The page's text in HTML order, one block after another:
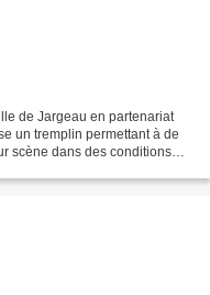
de Jargeau en partenariat
un tremplin permettant à de
scène dans des conditions